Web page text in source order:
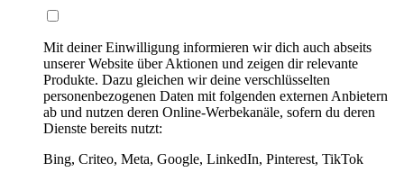
Mit deiner Einwilligung informieren wir dich auch abseits
unserer Website über Aktionen und zeigen dir relevante
Produkte. Dazu gleichen wir deine verschlüsselten
personenbezogenen Daten mit folgenden externen Anbietern
ab und nutzen deren Online-Werbekanäle, sofern du deren
Dienste bereits nutzt:
Bing, Criteo, Meta, Google, LinkedIn, Pinterest, TikTok